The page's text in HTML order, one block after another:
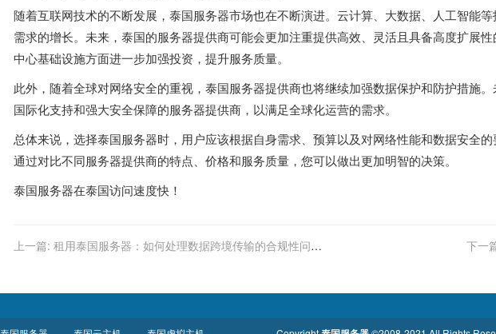
随着互联网技术的不断发展，泰国服务器市场也在不断演进。云计算、大数据、人工智能
需求的增长。未来，泰国的服务器提供商可能会更加注重提供高效、灵活且具备高度扩展
中心基础设施方面进一步加强投资，提升服务质量。
此外，随着全球对网络安全的重视，泰国服务器提供商也将继续加强数据保护和防护措施
国际化支持和强大安全保障的服务器提供商，以满足全球化运营的需求。
总体来说，选择泰国服务器时，用户应该根据自身需求、预算以及对网络性能和数据安全的
通过对比不同服务器提供商的特点、价格和服务质量，您可以做出更加明智的决策。
泰国服务器在泰国访问速度快！
上一篇: 租用泰国服务器：如何处理数据跨境传输的合规性问
下一